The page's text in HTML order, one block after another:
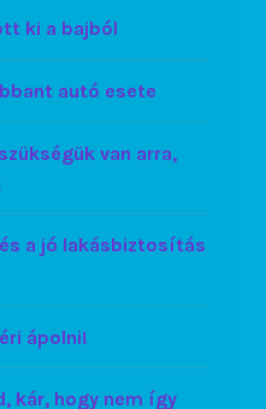
ki a bajból
autó esete
van arra,
a jó lakásbiztosítás
ápolni!
kár, hogy nem így